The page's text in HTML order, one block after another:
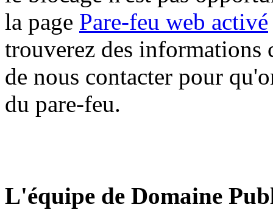
la page Pare-feu web activé
trouverez des informations
de nous contacter pour
du pare-feu.
L'équipe de Domaine